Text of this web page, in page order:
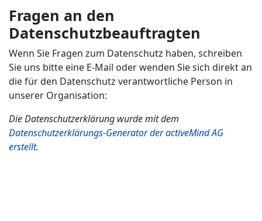
Fragen an den
Datenschutzbeauftragten
Wenn Sie Fragen zum Datenschutz haben, schreiben
Sie uns bitte eine E-Mail oder wenden Sie sich direkt an
die für den Datenschutz verantwortliche Person in
unserer Organisation:
Die Datenschutzerklärung wurde mit dem
Datenschutzerklärungs-Generator der activeMind AG
erstellt.